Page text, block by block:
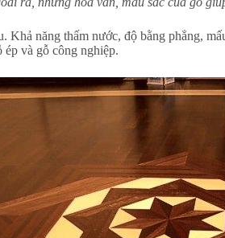
Khả năng thấm nước, độ bằng phẳng,
và gỗ công nghiệp.